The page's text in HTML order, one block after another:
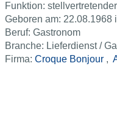
Funktion:
Geboren am: 22.08.1968
Beruf: Gastronom
Branche: Lieferdienst /
Firma: Croque Bonjour ,